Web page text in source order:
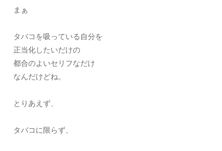
まぁ
タバコを吸っている自分を
正当化したいだけの
都合のよいセリフなだけ
なんだけどね。
とりあえず、
タバコに限らず、